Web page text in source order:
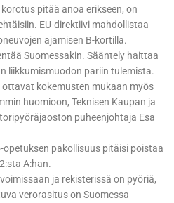
pitää anoa erikseen, on
EU-direktiivi mahdollistaa
ajamisen B-kortilla.
Suomessakin. Sääntely haittaa
liikkumismuodon pariin tulemista.
kokemusten mukaan myös
huomioon, Teknisen Kaupan ja
puheenjohtaja Esa
pakollisuus pitäisi poistaa
A:han.
ja rekisterissä on pyöriä,
verorasitus on Suomessa